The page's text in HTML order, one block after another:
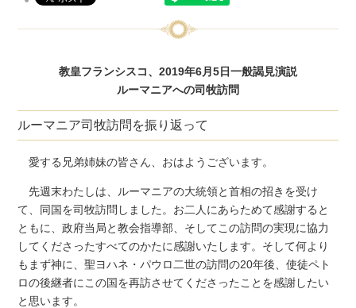
教皇フランシスコ、2019年6月5日一般謁見演説
ルーマニアへの司牧訪問
ルーマニア司牧訪問を振り返って
愛する兄弟姉妹の皆さん、おはようございます。
先週末わたしは、ルーマニアの大統領と首相の招きを受け
て、同国を司牧訪問しました。お二人にあらためて感謝すると
ともに、政府当局と教会指導部、そしてこの訪問の実現に協力
してくださったすべてのかたに感謝いたします。そして何より
もまず神に、聖ヨハネ・パウロ二世の訪問の20年後、使徒ペト
ロの後継者にこの国を再訪させてくださったことを感謝したい
と思います。